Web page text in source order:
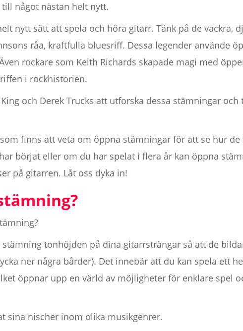
något nästan helt nytt.
nytt sätt att spela och höra gitarr. Tänk på de vackra,
råa, kraftfulla bluesriff. Dessa legender använde
rockare som Keith Richards skapade magi med
i rockhistorien.
och Derek Trucks att utforska dessa stämningar och
finns att veta om öppna stämningar för att se hur
börjat eller om du har spelat i flera år kan öppna
på gitarren. Låt oss dyka in!
tonhöjden på dina gitarrsträngar så att de
ner några bårder). Det innebär att du kan spela ett
öppnar upp en värld av möjligheter för enklare spel
sina nischer inom olika musikgenrer.